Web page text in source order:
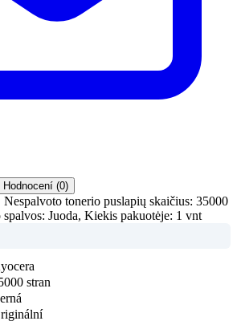
Hodnocení (0)
tonerio puslapių skaičius: 35000
Juoda, Kiekis pakuotėje: 1 vnt
stran